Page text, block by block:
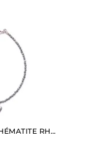
BRACELET EN HÉMATITE RHODIÉE AVEC CHARM EN FORME DE CŒUR